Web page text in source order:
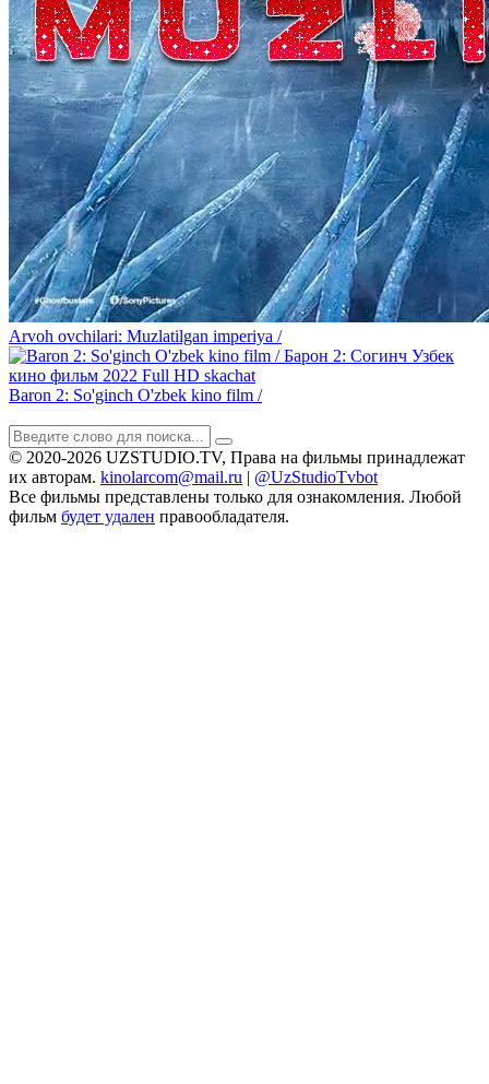
Arvoh ovchilari: Muzlatilgan imperiya /
Baron 2: So'ginch O'zbek kino film /
© 2020-2026 UZSTUDIO.TV, Права на фильмы принадлежат
их авторам. kinolarcom@mail.ru | @UzStudioTvbot
Все фильмы представлены только для ознакомления. Любой
фильм будет удален правообладателя.